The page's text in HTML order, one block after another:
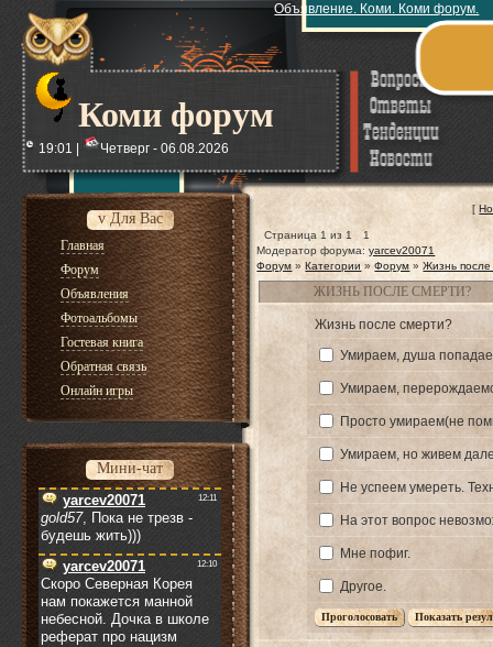
Коми форум
Объявление. Коми. Коми форум.
19:01 | Четверг - 06.08.2026
v Для Вас
Главная
Форум
Объявления
Фотоальбомы
Гостевая книга
Обратная связь
Онлайн игры
Мини-чат
[
Страница 1 из 1
1
Модератор форума:yarcev20071
Форум » Категории » Форум » Жизнь
ЖИЗНЬ ПОСЛЕ СМЕРТИ?
Жизнь после смерти?
Умираем, душа
Умираем,
Просто умираем(не
Умираем, но живем
Не успеем умереть.
На этот вопрос
Мне пофиг.
Другое.